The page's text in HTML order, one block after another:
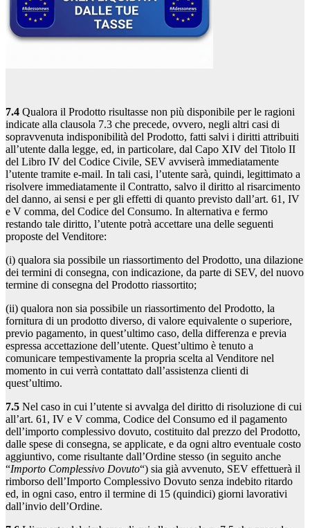
7.4 Qualora il Prodotto risultasse non più disponibile per le ragioni
indicate alla clausola 7.3 che precede, ovvero, negli altri casi di
sopravvenuta indisponibilità del Prodotto, fatti salvi i diritti attribuiti
all’utente dalla legge, ed, in particolare, dal Capo XIV del Titolo II
del Libro IV del Codice Civile, SEV avviserà immediatamente
l’utente tramite e-mail. In tali casi, l’utente sarà, quindi, legittimato a
risolvere immediatamente il Contratto, salvo il diritto al risarcimento
del danno, ai sensi e per gli effetti di quanto previsto dall’art. 61, IV
e V comma, del Codice del Consumo. In alternativa e fermo
restando tale diritto, l’utente potrà accettare una delle seguenti
proposte del Venditore:
(i) qualora sia possibile un riassortimento del Prodotto, una dilazione
dei termini di consegna, con indicazione, da parte di SEV, del nuovo
termine di consegna del Prodotto riassortito;
(ii) qualora non sia possibile un riassortimento del Prodotto, la
fornitura di un prodotto diverso, di valore equivalente o superiore,
previo pagamento, in quest’ultimo caso, della differenza e previa
espressa accettazione dell’utente. Quest’ultimo è tenuto a
comunicare tempestivamente la propria scelta al Venditore nel
momento in cui verrà contattato dall’assistenza clienti di
quest’ultimo.
7.5 Nel caso in cui l’utente si avvalga del diritto di risoluzione di cui
all’art. 61, IV e V comma, Codice del Consumo ed il pagamento
dell’importo complessivo dovuto, costituito dal prezzo del Prodotto,
dalle spese di consegna, se applicate, e da ogni altro eventuale costo
aggiuntivo, come risultante dall’Ordine stesso (in seguito anche
“Importo Complessivo Dovuto“) sia già avvenuto, SEV effettuerà il
rimborso dell’Importo Complessivo Dovuto senza indebito ritardo
ed, in ogni caso, entro il termine di 15 (quindici) giorni lavorativi
dall’invio dell’Ordine.